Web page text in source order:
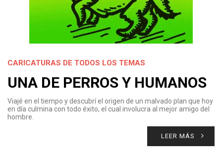
CARICATURAS DE TODOS LOS TEMAS
UNA DE PERROS Y HUMANOS
Viajé en el tiempo y descubrí el origen de un malvado plan que hoy
en día culmina con todo éxito, el cual involucra al mejor amigo del
hombre.
LEER MÁS